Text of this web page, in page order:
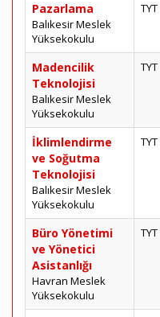
Pazarlama
Balıkesir Meslek
Yüksekokulu
TYT
Madencilik
Teknolojisi
Balıkesir Meslek
Yüksekokulu
TYT
İklimlendirme
ve Soğutma
Teknolojisi
Balıkesir Meslek
Yüksekokulu
TYT
Büro Yönetimi
ve Yönetici
Asistanlığı
Havran Meslek
Yüksekokulu
TYT